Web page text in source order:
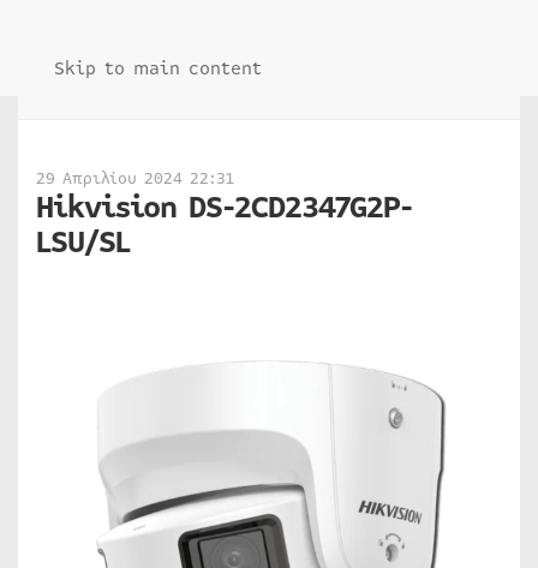
Skip to main content
29 Απριλίου 2024 22:31
Hikvision DS-2CD2347G2P-
LSU/SL